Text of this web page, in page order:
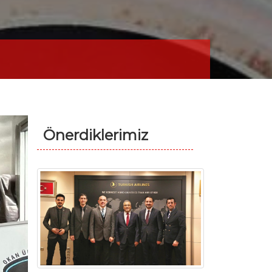
Önerdiklerimiz